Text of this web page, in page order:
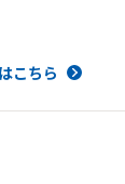
こちら